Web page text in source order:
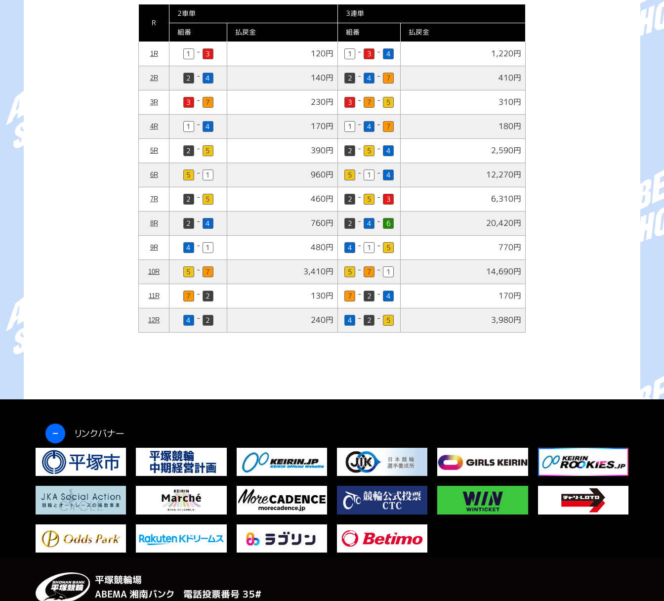
R
2車単
3連単
組番
払戻金 組番 払戻金
1 - 3 120円 1 - 3 - 4 1,220円
2 - 4 140円 2 - 4 - 7 410円
3 - 7 230円 3 - 7 - 5 310円
1 - 4 170円 1 - 4 - 7 180円
2 - 5 390円 2 - 5 - 4 2,590円
5 - 1 960円 5 - 1 - 4 12,270円
2 - 5 460円 2 - 5 - 3 6,310円
2 - 4 760円 2 - 4 - 6 20,420円
4 - 1 480円 4 - 1 - 5 770円
5 - 7 3,410円 5 - 7 - 1 14,690円
7 - 2 130円 7 - 2 - 4 170円
4 - 2 240円 4 - 2 - 5 3,980円
リンクバナー
開く
平塚競輪場
ABEMA 湘南バンク 電話投票番号 ３５#